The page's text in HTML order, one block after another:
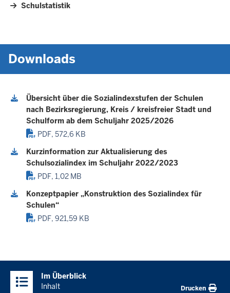
Schulstatistik
Downloads
Übersicht über die Sozialindexstufen der Schulen
nach Bezirksregierung, Kreis / kreisfreier Stadt und
Schulform ab dem Schuljahr 2025/2026
PDF, 572,6 KB
Kurzinformation zur Aktualisierung des
Schulsozialindex im Schuljahr 2022/2023
PDF, 1,02 MB
Konzeptpapier „Konstruktion des Sozialindex für
Schulen“
PDF, 921,59 KB
Inhalte
Im Überblick
Inhalt
Drucken